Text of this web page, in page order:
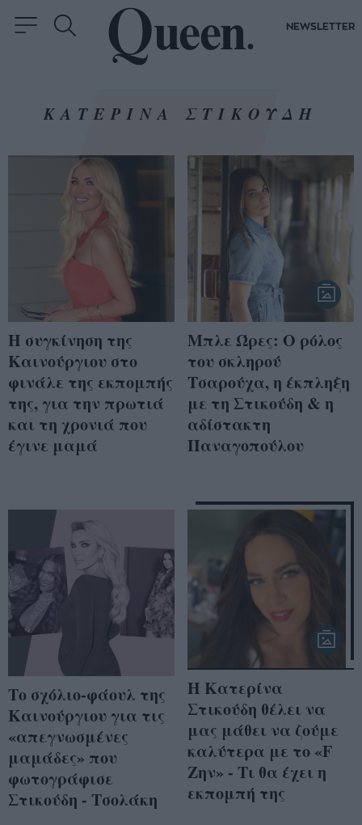
NEWSLETTER
ΚΑΤΕΡΙΝΑ ΣΤΙΚΟΥΔΗ
Η συγκίνηση της
Καινούργιου στο
φινάλε της εκπομπής
της, για την πρωτιά
και τη χρονιά που
έγινε μαμά
Μπλε Ώρες: Ο ρόλος
του σκληρού
Τσαρούχα, η έκπληξη
με τη Στικούδη & η
αδίστακτη
Παναγοπούλου
Το σχόλιο-φάουλ της
Καινούργιου για τις
«απεγνωσμένες
μαμάδες» που
φωτογράφισε
Στικούδη - Τσολάκη
Η Κατερίνα
Στικούδη θέλει να
μας μάθει να ζούμε
καλύτερα με το «F
Ζην» - Τι θα έχει η
εκπομπή της